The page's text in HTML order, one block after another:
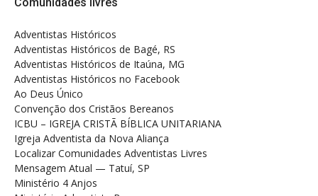
Adventistas Históricos
Adventistas Históricos de Bagé, RS
Adventistas Históricos de Itaúna, MG
Adventistas Históricos no Facebook
Ao Deus Único
Convenção dos Cristãos Bereanos
ICBU – IGREJA CRISTÃ BÍBLICA UNITARIANA
Igreja Adventista da Nova Aliança
Localizar Comunidades Adventistas Livres
Mensagem Atual — Tatuí, SP
Ministério 4 Anjos